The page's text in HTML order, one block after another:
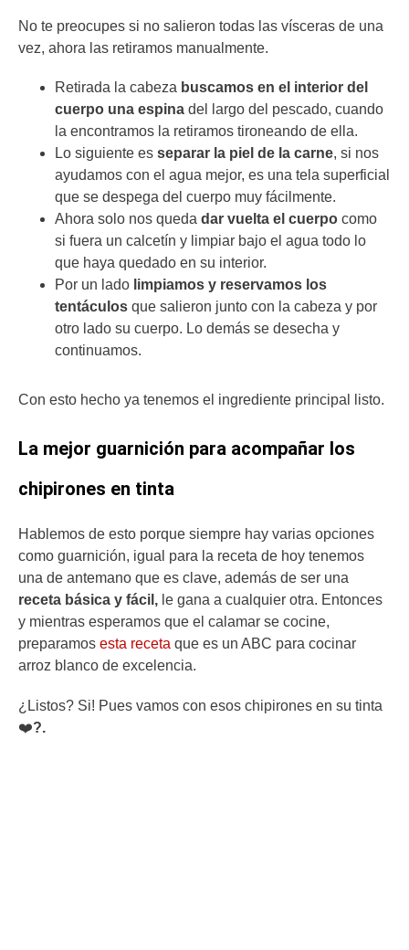
No te preocupes si no salieron todas las vísceras de una
vez, ahora las retiramos manualmente.
Retirada la cabeza buscamos en el interior del
cuerpo una espina del largo del pescado, cuando
la encontramos la retiramos tironeando de ella.
Lo siguiente es separar la piel de la carne, si nos
ayudamos con el agua mejor, es una tela superficial
que se despega del cuerpo muy fácilmente.
Ahora solo nos queda dar vuelta el cuerpo como
si fuera un calcetín y limpiar bajo el agua todo lo
que haya quedado en su interior.
Por un lado limpiamos y reservamos los
tentáculos que salieron junto con la cabeza y por
otro lado su cuerpo. Lo demás se desecha y
continuamos.
Con esto hecho ya tenemos el ingrediente principal listo.
La mejor guarnición para acompañar los
chipirones en tinta
Hablemos de esto porque siempre hay varias opciones
como guarnición, igual para la receta de hoy tenemos
una de antemano que es clave, además de ser una
receta básica y fácil, le gana a cualquier otra. Entonces
y mientras esperamos que el calamar se cocine,
preparamos esta receta que es un ABC para cocinar
arroz blanco de excelencia.
¿Listos? Si! Pues vamos con esos chipirones en su tinta
❤️?.